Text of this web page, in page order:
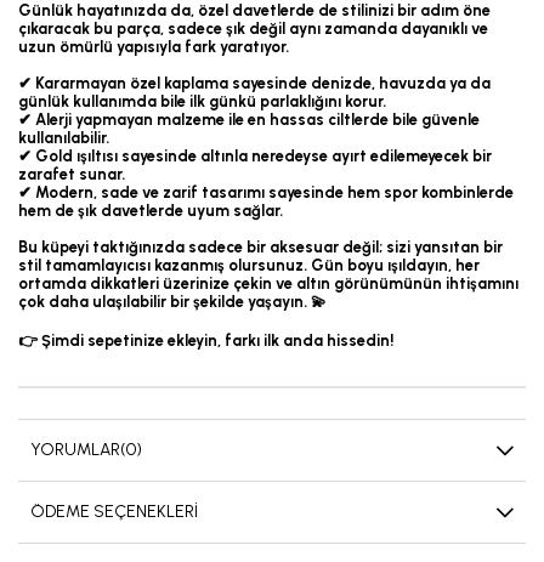
Günlük hayatınızda da, özel davetlerde de stilinizi bir adım öne
çıkaracak bu parça, sadece şık değil aynı zamanda dayanıklı ve
uzun ömürlü yapısıyla fark yaratıyor.
✔ Kararmayan özel kaplama sayesinde denizde, havuzda ya da
günlük kullanımda bile ilk günkü parlaklığını korur.
✔ Alerji yapmayan malzeme ile en hassas ciltlerde bile güvenle
kullanılabilir.
✔ Gold ışıltısı sayesinde altınla neredeyse ayırt edilemeyecek bir
zarafet sunar.
✔ Modern, sade ve zarif tasarımı sayesinde hem spor kombinlerde
hem de şık davetlerde uyum sağlar.
Bu küpeyi taktığınızda sadece bir aksesuar değil; sizi yansıtan bir
stil tamamlayıcısı kazanmış olursunuz. Gün boyu ışıldayın, her
ortamda dikkatleri üzerinize çekin ve altın görünümünün ihtişamını
çok daha ulaşılabilir bir şekilde yaşayın. 💫
👉 Şimdi sepetinize ekleyin, farkı ilk anda hissedin!
YORUMLAR(0)
ÖDEME SEÇENEKLERI